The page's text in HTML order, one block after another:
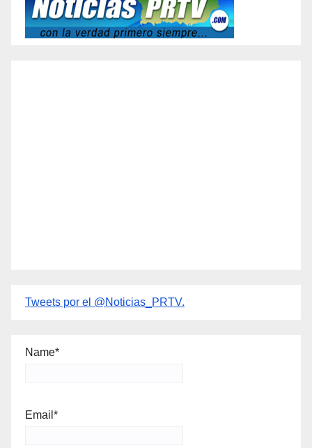
Tweets por el @Noticias_PRTV.
Name*
Email*